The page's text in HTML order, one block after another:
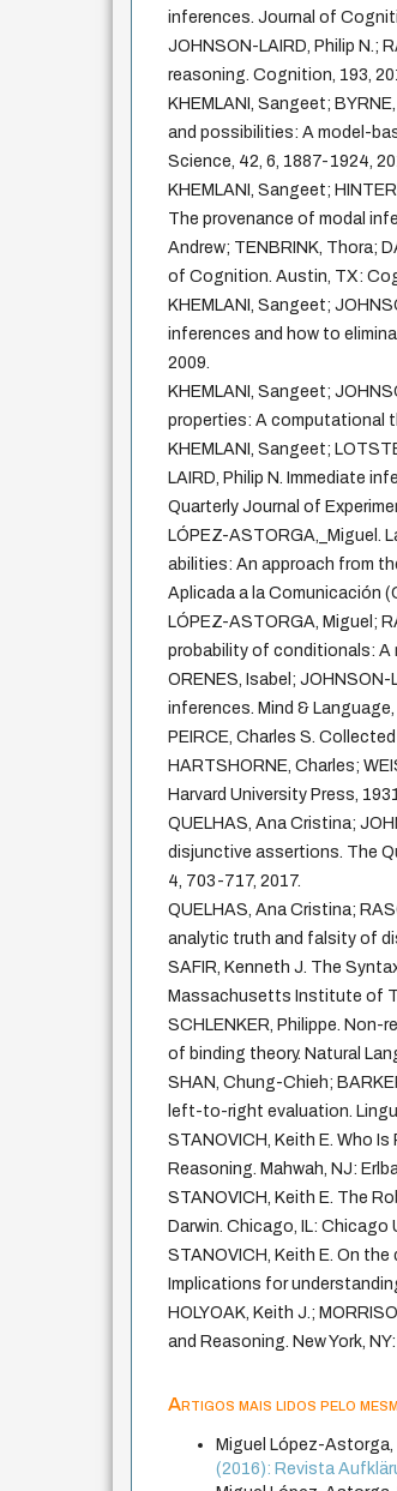
inferences. Journal of
JOHNSON-LAIRD, Philip N.;
reasoning. Cognition, 193,
KHEMLANI, Sangeet;
and possibilities: A model-
Science, 42, 6, 1887-1924,
KHEMLANI, Sangeet;
The provenance of modal
Andrew; TENBRINK, Thora;
of Cognition. Austin, TX:
KHEMLANI, Sangeet;
inferences and how to
2009.
KHEMLANI, Sangeet;
properties: A computational
KHEMLANI, Sangeet;
LAIRD, Philip N. Immediate
Quarterly Journal of
LÓPEZ-ASTORGA,_Miguel.
abilities: An approach from
Aplicada a la Comunicación
LÓPEZ-ASTORGA, Miguel;
probability of conditionals: A
ORENES, Isabel; JOHNSON-
inferences. Mind &
PEIRCE, Charles S.
HARTSHORNE, Charles;
Harvard University Press,
QUELHAS, Ana Cristina;
disjunctive assertions. The
4, 703-717, 2017.
QUELHAS, Ana Cristina;
analytic truth and falsity of
SAFIR, Kenneth J. The
Massachusetts Institute of
SCHLENKER, Philippe.
of binding theory. Natural
SHAN, Chung-Chieh;
left-to-right evaluation.
STANOVICH, Keith E. Who
Reasoning. Mahwah, NJ:
STANOVICH, Keith E. The
Darwin. Chicago, IL: Chicago
STANOVICH, Keith E. On
Implications for
HOLYOAK, Keith J.;
and Reasoning. New York,
Artigos mais lidos pelo
Miguel López-Astorga,
(2016): Revista